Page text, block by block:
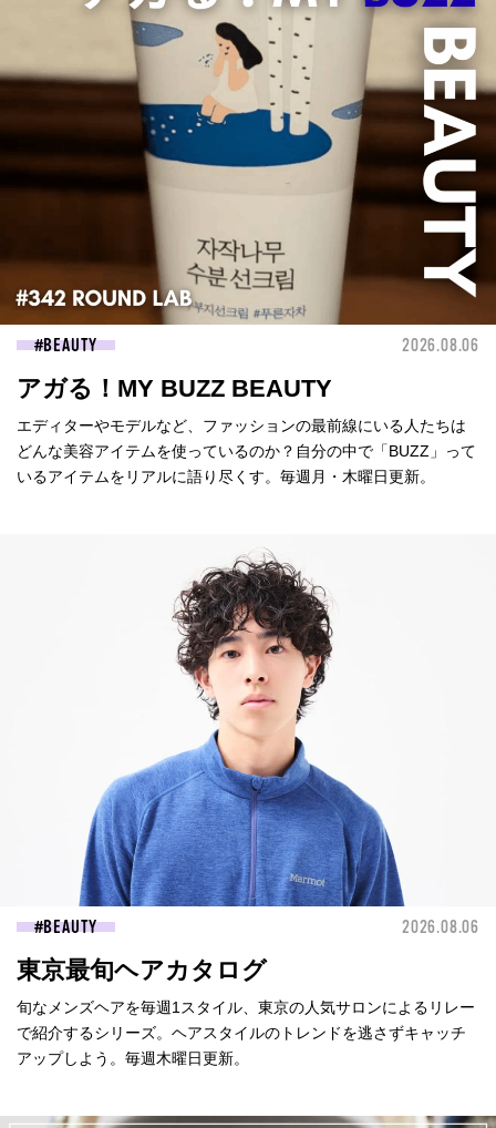
BEAUTY 2026.08.06
アガる！MY BUZZ BEAUTY
エディターやモデルなど、ファッションの最前線にいる人たちは
どんな美容アイテムを使っているのか？自分の中で「BUZZ」って
いるアイテムをリアルに語り尽くす。毎週月・木曜日更新。
BEAUTY 2026.08.06
東京最旬ヘアカタログ
旬なメンズヘアを毎週1スタイル、東京の人気サロンによるリレー
で紹介するシリーズ。ヘアスタイルのトレンドを逃さずキャッチ
アップしよう。毎週木曜日更新。